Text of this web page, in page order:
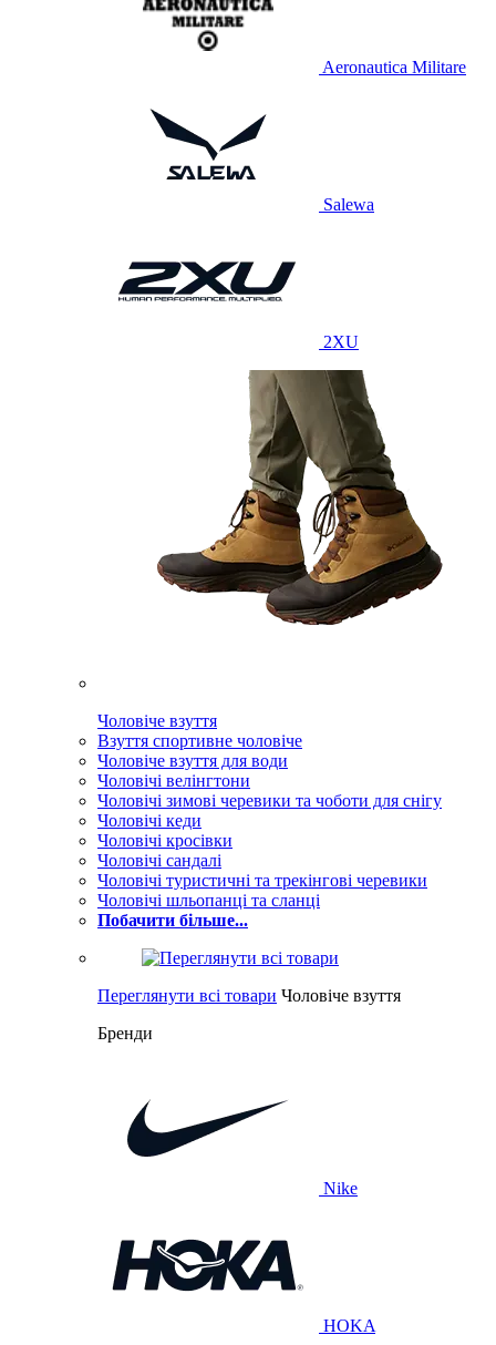
Aeronautica Militare
Salewa
2XU
Чоловіче взуття
Взуття спортивне чоловіче
Чоловіче взуття для води
Чоловічі велінгтони
Чоловічі зимові черевики та чоботи для снігу
Чоловічі кеди
Чоловічі кросівки
Чоловічі сандалі
Чоловічі туристичні та трекінгові черевики
Чоловічі шльопанці та сланці
Побачити більше...
Переглянути всі товари Чоловіче взуття
Бренди
Nike
HOKA